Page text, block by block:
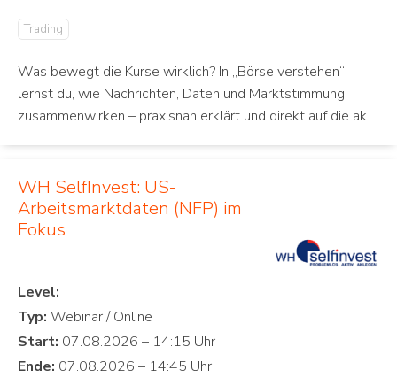
Trading
Was bewegt die Kurse wirklich? In „Börse verstehen“
lernst du, wie Nachrichten, Daten und Marktstimmung
zusammenwirken – praxisnah erklärt und direkt auf die ak
WH SelfInvest: US-
Arbeitsmarktdaten (NFP) im
Fokus
Level:
Typ:
Start:
Ende: